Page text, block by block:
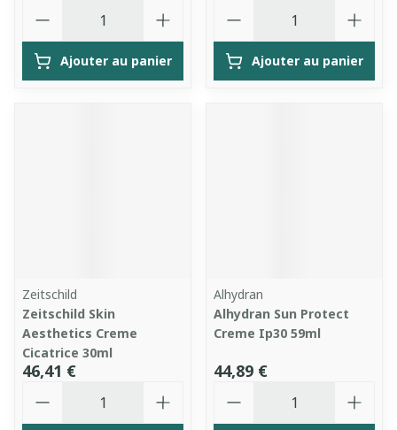
Ajouter au panier Ajouter au panier
Zeitschild
Zeitschild Skin
Aesthetics Creme
Cicatrice 30ml
46,41 €
Alhydran
Alhydran Sun Protect
Creme Ip30 59ml
44,89 €